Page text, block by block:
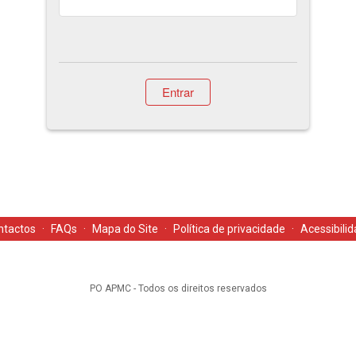
Entrar
· FAQs · Mapa do Site · Política de privacidade ·
PO APMC - Todos os direitos reservados